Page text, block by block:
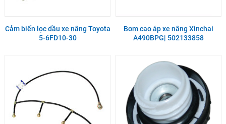
Cảm biến lọc dầu xe nâng Toyota
5-6FD10-30
Bơm cao áp xe nâng Xinchai
A490BPG| 502133858